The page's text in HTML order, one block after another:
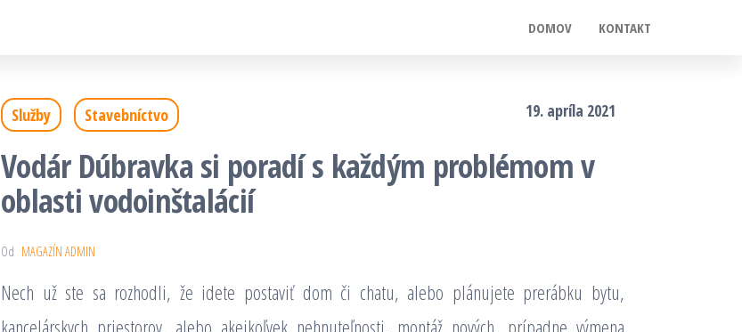
DOMOV KONTAKT
Služby Stavebníctvo 19. apríla 2021
Vodár Dúbravka si poradí s každým problémom v
oblasti vodoinštalácií
Od MAGAZÍN ADMIN
Nech už ste sa rozhodli, že idete postaviť dom či chatu, alebo plánujete prerábku bytu,
kancelárskych priestorov, alebo akejkoľvek nehnuteľnosti, montáž nových, prípadne výmena